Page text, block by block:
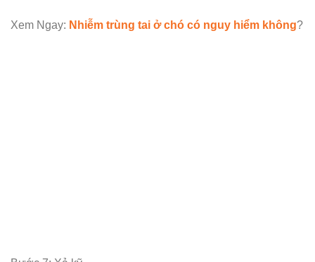
Xem Ngay: Nhiễm trùng tai ở chó có nguy hiểm không?